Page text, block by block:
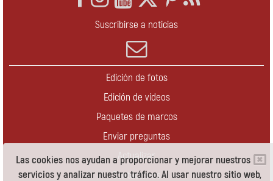
Las cookies nos ayudan a proporcionar y mejorar nuestros
servicios y analizar nuestro tráfico. Al usar nuestro sitio web,
Suscribirse a noticias
Edición de fotos
Edición de vídeos
Paquetes de marcos
Enviar preguntas
Actualizar
Contáctenos